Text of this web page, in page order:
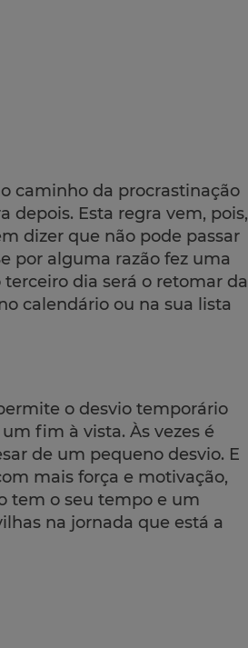
caminho da procrastinação
Esta regra vem, pois,
dizer que não pode passar
por alguma razão fez uma
dia será o retomar da
calendário ou na sua lista
o desvio temporário
fim à vista. Às vezes é
de um pequeno desvio. E
mais força e motivação,
tem o seu tempo e um
na jornada que está a